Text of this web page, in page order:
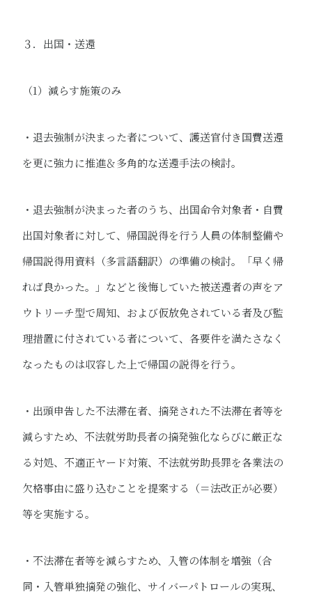
３．出国・送還
（1）減らす施策のみ
・退去強制が決まった者について、護送官付き国費送還
を更に強力に推進＆多角的な送還手法の検討。
・退去強制が決まった者のうち、出国命令対象者・自費
出国対象者に対して、帰国説得を行う人員の体制整備や
帰国説得用資料（多言語翻訳）の準備の検討。「早く帰
れば良かった。」などと後悔していた被送還者の声をア
ウトリーチ型で周知、および仮放免されている者及び監
理措置に付されている者について、各要件を満たさなく
なったものは収容した上で帰国の説得を行う。
・出頭申告した不法滞在者、摘発された不法滞在者等を
減らすため、不法就労助長者の摘発強化ならびに厳正な
る対処、不適正ヤード対策​、不法就労助長罪を各業法の
欠格事由に盛り込むことを提案する（＝法改正が必要）
等を実施する。
・不法滞在者等を減らすため、入管の体制を増強​（合
同・入管単独摘発の強化​、サイバーパトロールの実現​、